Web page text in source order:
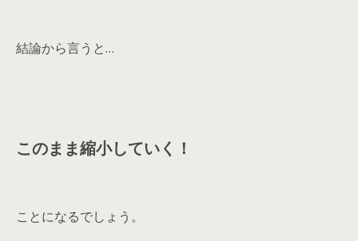
結論から言うと…
このまま縮小していく！
ことになるでしょう。